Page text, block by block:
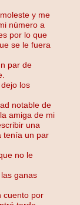
y me
número a
por lo que
se le fuera
par de
los
notable de
amiga de mi
una
tenía un par
no le
ganas
cuento por